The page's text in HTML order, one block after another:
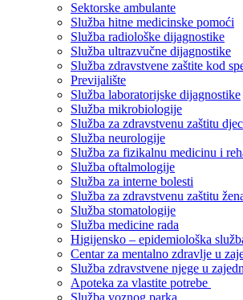
Sektorske ambulante
Služba hitne medicinske pomoći
Služba radiološke dijagnostike
Služba ultrazvučne dijagnostike
Služba zdravstvene zaštite kod
Previjalište
Služba laboratorijske dijagnostike
Služba mikrobiologije
Služba za zdravstvenu zaštitu
Služba neurologije
Služba za fizikalnu medicinu i
Služba oftalmologije
Služba za interne bolesti
Služba za zdravstvenu zaštitu
Služba stomatologije
Služba medicine rada
Higijensko – epidemiološka
Centar za mentalno zdravlje u
Služba zdravstvene njege u
Apoteka za vlastite potrebe
Služba voznog parka